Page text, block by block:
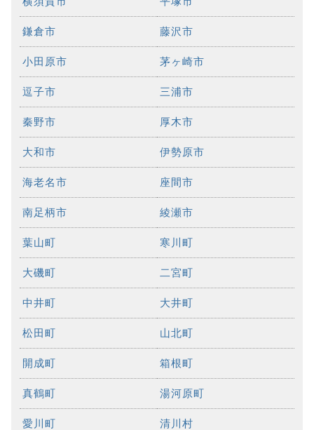
鎌倉市 藤沢市
小田原市 茅ヶ崎市
逗子市 三浦市
秦野市 厚木市
大和市 伊勢原市
海老名市 座間市
南足柄市 綾瀬市
葉山町 寒川町
大磯町 二宮町
中井町 大井町
松田町 山北町
開成町 箱根町
真鶴町 湯河原町
愛川町 清川村